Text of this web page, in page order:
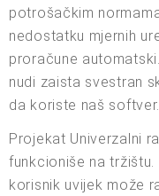
potrošačkim
nedostatku mjernih
proračune
nudi zaista svestran
da koriste naš softver.
Projekat Univerzalni
funkcioniše na
korisnik uvijek može